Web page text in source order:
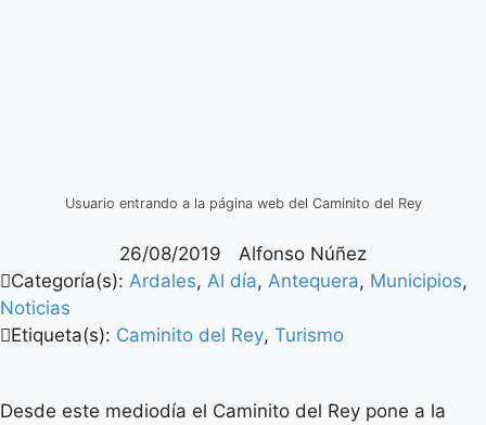
Usuario entrando a la página web del Caminito del Rey
26/08/2019
Alfonso Núñez
Categoría(s): Ardales, Al día, Antequera, Municipios,
Noticias
Etiqueta(s): Caminito del Rey, Turismo
Desde este mediodía el Caminito del Rey pone a la